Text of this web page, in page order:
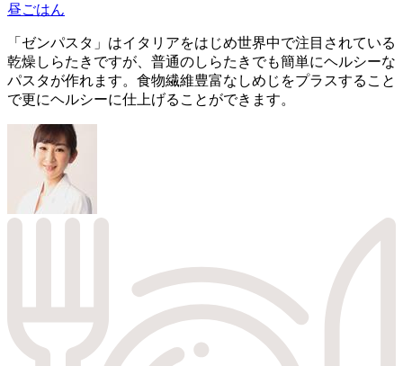
昼ごはん
「ゼンパスタ」はイタリアをはじめ世界中で注目されている
乾燥しらたきですが、普通のしらたきでも簡単にヘルシーな
パスタが作れます。食物繊維豊富なしめじをプラスすること
で更にヘルシーに仕上げることができます。